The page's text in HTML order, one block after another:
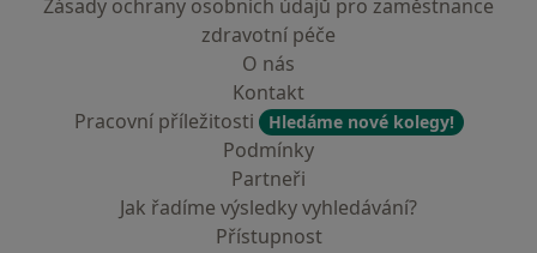
Zásady ochrany osobních údajů pro zaměstnance
zdravotní péče
O nás
Kontakt
Pracovní příležitosti
Hledáme nové kolegy!
Podmínky
Partneři
Jak řadíme výsledky vyhledávání?
Přístupnost